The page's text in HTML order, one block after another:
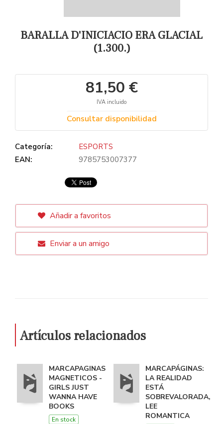
BARALLA D'INICIACIO ERA GLACIAL
(1.300.)
81,50 €
IVA incluido
Consultar disponibilidad
Categoría:
ESPORTS
EAN:
9785753007377
Añadir a favoritos
Enviar a un amigo
Artículos relacionados
MARCAPAGINAS
MAGNETICOS -
GIRLS JUST
WANNA HAVE
BOOKS
En stock
MARCAPÁGINAS:
LA REALIDAD
ESTÁ
SOBREVALORADA,
LEE
ROMANTICA